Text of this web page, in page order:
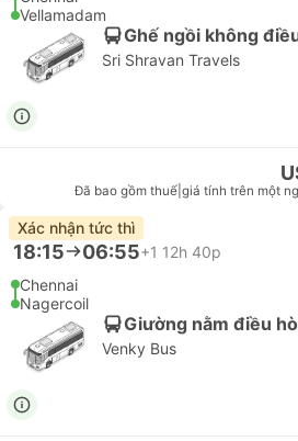
Vellamadam
Ghế ngồi không
Sri Shravan Travels
Đã bao gồm thuế giá tính trên một
Xác nhận tức thì
18:15 06:55+1 12h 40p
Chennai
Nagercoil
Giường nằm điều
Venky Bus